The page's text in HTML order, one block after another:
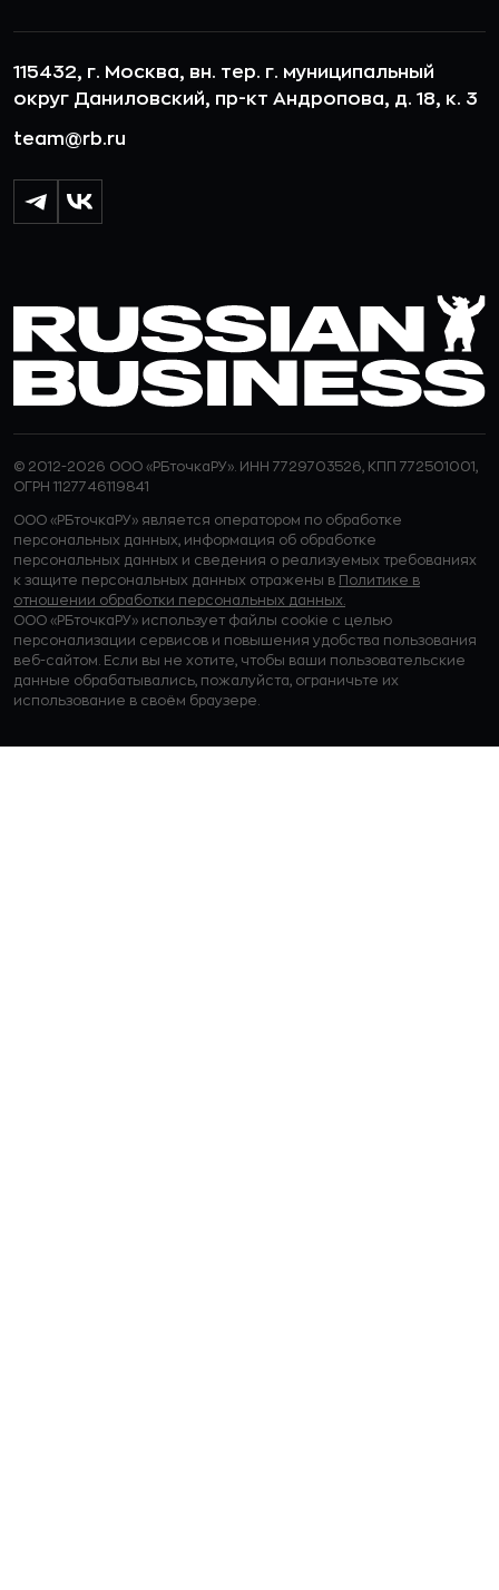
115432, г. Москва, вн. тер. г. муниципальный
округ Даниловский, пр-кт Андропова, д. 18, к. 3
team@rb.ru
© 2012-2026 ООО «РБточкаРУ». ИНН 7729703526, КПП 772501001,
ОГРН 1127746119841
ООО «РБточкаРУ» является оператором по обработке
персональных данных, информация об обработке
персональных данных и сведения о реализуемых требованиях
к защите персональных данных отражены в Политике в
отношении обработки персональных данных.
ООО «РБточкаРУ» использует файлы cookie с целью
персонализации сервисов и повышения удобства пользования
веб-сайтом. Если вы не хотите, чтобы ваши пользовательские
данные обрабатывались, пожалуйста, ограничьте их
использование в своём браузере.